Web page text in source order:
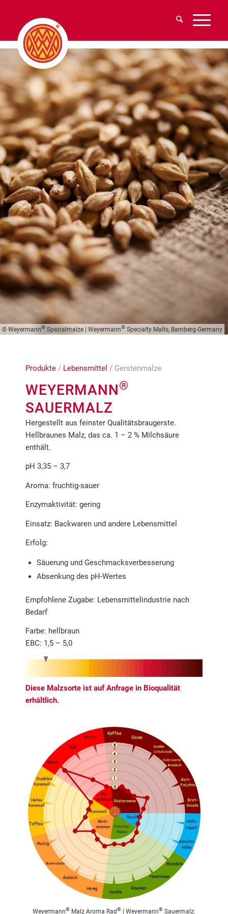
© Weyermann® Spezialmalze | Weyermann® Specialty Malts, Bamberg-Germany
Produkte / Lebensmittel / Gerstenmalze
WEYERMANN®
SAUERMALZ
Hergestellt aus feinster Qualitätsbraugerste.
Hellbraunes Malz, das ca. 1 – 2 % Milchsäure
enthält.
pH 3,35 – 3,7
Aroma: fruchtig-sauer
Enzymaktivität: gering
Einsatz: Backwaren und andere Lebensmittel
Erfolg:
Säuerung und Geschmacksverbesserung
Absenkung des pH-Wertes
Empfohlene Zugabe: Lebensmittelindustrie nach
Bedarf
Farbe: hellbraun
EBC: 1,5 – 5,0
Diese Malzsorte ist auf Anfrage in Bioqualität
erhältlich.
Weyermann® Malz Aroma Rad® | Weyermann® Sauermalz: